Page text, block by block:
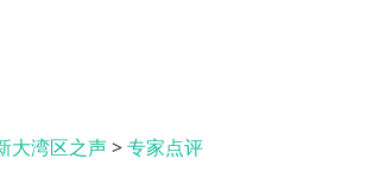
大湾区之声>专家点评